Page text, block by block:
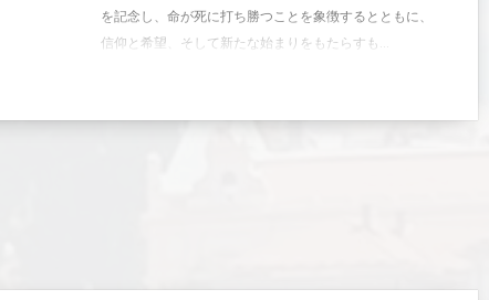
を記念し、命が死に打ち勝つことを象徴するとともに、
信仰と希望、そして新たな始まりをもたらすも...